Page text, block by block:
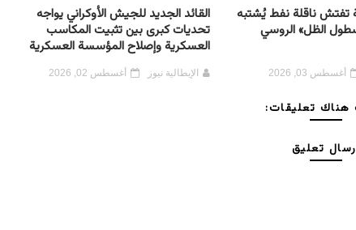
تفتش ناقلة نفط يُشتبه
الظل» الروسي
أغسطس 03, 2026
القائد الجديد للجيش الأوكراني يواجه
تحديات كبرى بين تثبيت المكاسب
العسكرية وإصلاح المؤسسة العسكرية
الإيطالية نيوز أغسطس 02, 2026
تعليقات:
تعليق